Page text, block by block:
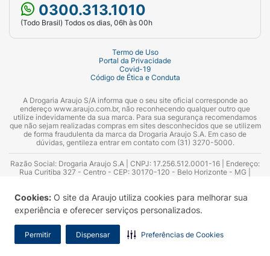
Cookies: O site da Araujo utiliza cookies para melhorar sua
experiência e oferecer serviços personalizados.
Permitir Dispensar Preferências de Cookies
0300.313.1010
(Todo Brasil) Todos os dias, 06h às 00h
Termo de Uso
Portal da Privacidade
Covid-19
Código de Ética e Conduta
A Drogaria Araujo S/A informa que o seu site oficial corresponde ao
endereço www.araujo.com.br, não reconhecendo qualquer outro que
utilize indevidamente da sua marca. Para sua segurança recomendamos
que não sejam realizadas compras em sites desconhecidos que se utilizem
de forma fraudulenta da marca da Drogaria Araujo S.A. Em caso de
dúvidas, gentileza entrar em contato com (31) 3270-5000.
Razão Social: Drogaria Araujo S.A | CNPJ: 17.256.512.0001-16 | Endereço:
Rua Curitiba 327 - Centro - CEP: 30170-120 - Belo Horizonte - MG |
Azevedo Guimarães – CRF 10.965 | Yasmin Silva Alvarenga – CRF 52.584 -
Consultor substituto: Thiago Aguiar Pinheiro - CRF Nº 13.748. Alvará
Sanitário: 2025020713 | Autorização de Funcionamento da Empresa (AFE):